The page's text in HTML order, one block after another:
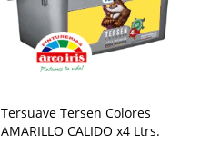
Tersuave Tersen Colores
AMARILLO CALIDO x4 Ltrs.